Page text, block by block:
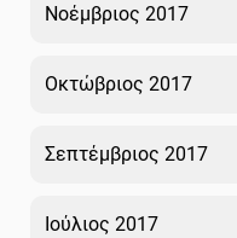
Νοέμβριος 2017
Οκτώβριος 2017
Σεπτέμβριος 2017
Ιούλιος 2017